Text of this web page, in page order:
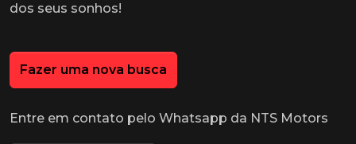
dos seus sonhos!
Fazer uma nova busca
Entre em contato pelo Whatsapp da NTS Motors